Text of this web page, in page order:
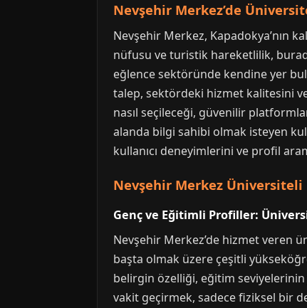
Nevşehir Merkez’de
Nevşehir Merkez, Kapadokya’nın
nüfusu ve turistik hareketlilik,
eğlence sektöründe kendine yer
talep, sektördeki hizmet kalitesini
nasıl seçileceği, güvenilir
alanda bilgi sahibi olmak isteyen
kullanıcı deneyimlerini ve profil
Nevşehir Merkez
Genç ve Eğitimli Profiller:
Nevşehir Merkez’de hizmet veren
başta olmak üzere çeşitli
belirgin özelliği, eğitim seviyelerinin
vakit geçirmek, sadece fiziksel bir